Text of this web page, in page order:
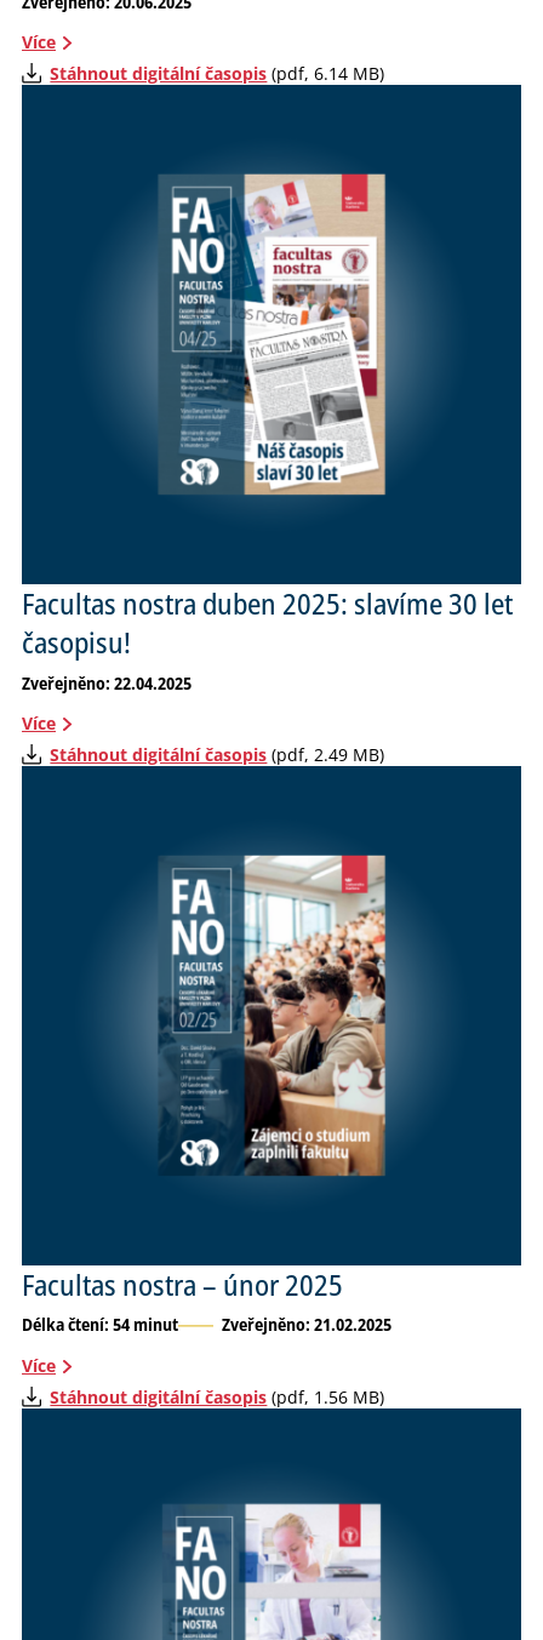
Více
Stáhnout digitální časopis (pdf, 6.14 MB)
Facultas nostra duben 2025: slavíme 30 let
časopisu!
Zveřejněno: 22.04.2025
Více
Stáhnout digitální časopis (pdf, 2.49 MB)
Facultas nostra – únor 2025
Délka čtení: 54 minut
Zveřejněno: 21.02.2025
Více
Stáhnout digitální časopis (pdf, 1.56 MB)